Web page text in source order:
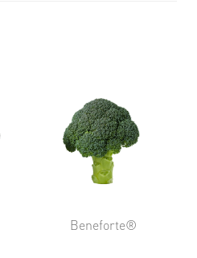
Beneforte®